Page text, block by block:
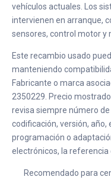
vehículos actuales. Los
intervienen en arranque,
sensores, control motor y
Este recambio usado
manteniendo
Fabricante o marca
2350229. Precio
revisa siempre número
codificación, versión,
programación o
electrónicos, la
Recomendado para